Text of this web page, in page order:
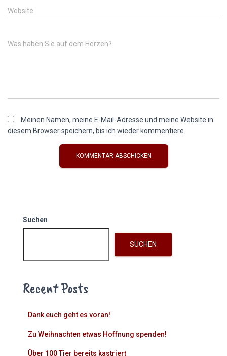
Website
Was haben Sie auf dem Herzen?
Meinen Namen, meine E-Mail-Adresse und meine Website in
diesem Browser speichern, bis ich wieder kommentiere.
Suchen
SUCHEN
Recent Posts
Dank euch geht es voran!
Zu Weihnachten etwas Hoffnung spenden!
Über 100 Tier bereits kastriert